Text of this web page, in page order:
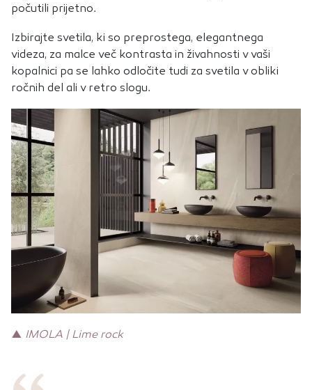
počutili prijetno.
Izbirajte svetila, ki so preprostega, elegantnega
videza, za malce več kontrasta in živahnosti v vaši
kopalnici pa se lahko odločite tudi za svetila v obliki
ročnih del ali v retro slogu.
▲ IMOLA | Lime rock